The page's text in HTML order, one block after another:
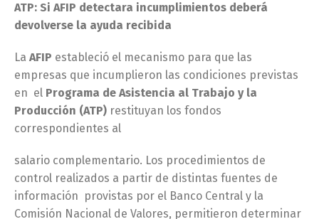
ATP: Si AFIP detectara incumplimientos deberá
devolverse la ayuda recibida
La AFIP estableció el mecanismo para que las
empresas que incumplieron las condiciones previstas
en el Programa de Asistencia al Trabajo y la
Producción (ATP) restituyan los fondos
correspondientes al
salario complementario. Los procedimientos de
control realizados a partir de distintas fuentes de
información provistas por el Banco Central y la
Comisión Nacional de Valores, permitieron determinar